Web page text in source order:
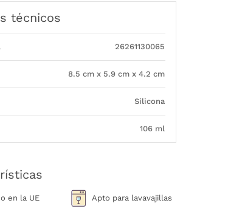
técnicos
26261130065
8.5 cm x 5.9 cm x 4.2 cm
Silicona
106 ml
en la UE Apto para lavavajillas